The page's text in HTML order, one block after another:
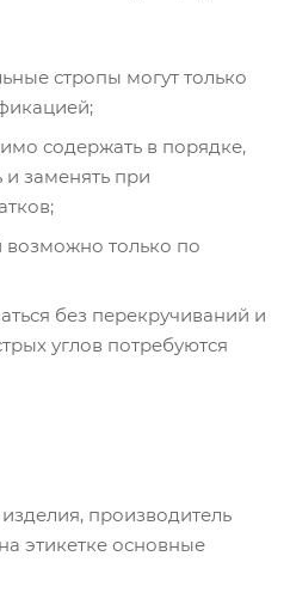
стропы могут только
содержать в порядке,
и заменять при
только по
без перекручиваний и
углов потребуются
производитель
этикетке основные